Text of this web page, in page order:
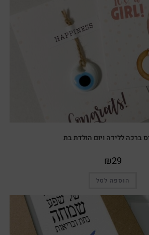
ברכה ללידה ויום הולדת בת
₪29
הוספה לסל